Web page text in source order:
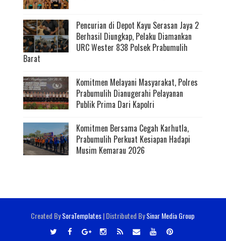
Pencurian di Depot Kayu Serasan Jaya 2
Berhasil Diungkap, Pelaku Diamankan
URC Wester 838 Polsek Prabumulih
Barat
Komitmen Melayani Masyarakat, Polres
Prabumulih Dianugerahi Pelayanan
Publik Prima Dari Kapolri
Komitmen Bersama Cegah Karhutla,
Prabumulih Perkuat Kesiapan Hadapi
Musim Kemarau 2026
Created BySoraTemplates| Distributed BySinar Media Group